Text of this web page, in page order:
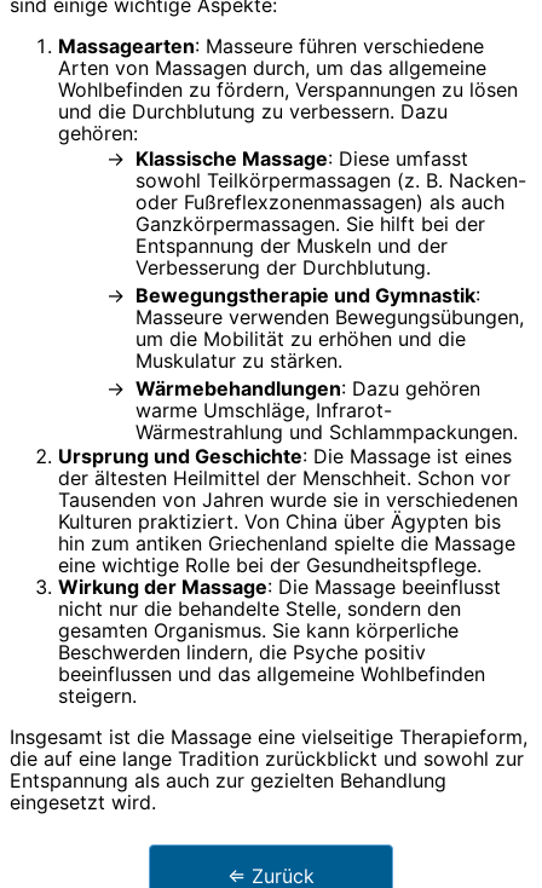
Massagearten: Masseure führen verschiedene
Arten von Massagen durch, um das allgemeine
Wohlbefinden zu fördern, Verspannungen zu lösen
und die Durchblutung zu verbessern. Dazu
gehören:
Klassische Massage: Diese umfasst
sowohl Teilkörpermassagen (z. B. Nacken-
oder Fußreflexzonenmassagen) als auch
Ganzkörpermassagen. Sie hilft bei der
Entspannung der Muskeln und der
Verbesserung der Durchblutung.
Bewegungstherapie und Gymnastik:
Masseure verwenden Bewegungsübungen,
um die Mobilität zu erhöhen und die
Muskulatur zu stärken.
Wärmebehandlungen: Dazu gehören
warme Umschläge, Infrarot-
Wärmestrahlung und Schlammpackungen.
Ursprung und Geschichte: Die Massage ist eines
der ältesten Heilmittel der Menschheit. Schon vor
Tausenden von Jahren wurde sie in verschiedenen
Kulturen praktiziert. Von China über Ägypten bis
hin zum antiken Griechenland spielte die Massage
eine wichtige Rolle bei der Gesundheitspflege.
Wirkung der Massage: Die Massage beeinflusst
nicht nur die behandelte Stelle, sondern den
gesamten Organismus. Sie kann körperliche
Beschwerden lindern, die Psyche positiv
beeinflussen und das allgemeine Wohlbefinden
steigern.
Insgesamt ist die Massage eine vielseitige Therapieform,
die auf eine lange Tradition zurückblickt und sowohl zur
Entspannung als auch zur gezielten Behandlung
eingesetzt wird.
⇐ Zurück